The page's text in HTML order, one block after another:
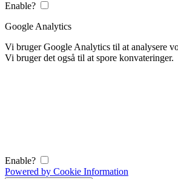
Enable?
Google Analytics
Vi bruger Google Analytics til at analysere
Vi bruger det også til at spore konvateringer.
Enable?
Powered by Cookie Information